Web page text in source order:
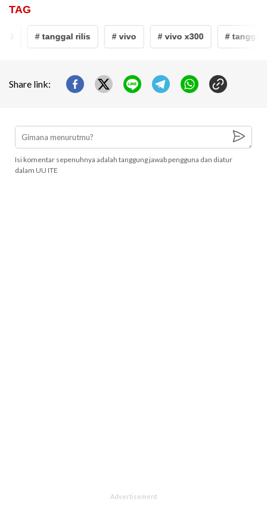
TAG
# tanggal rilis # vivo # vivo x300 # tanggal
Share link:
Isi komentar sepenuhnya adalah tanggung jawab pengguna dan diatur
dalam UU ITE